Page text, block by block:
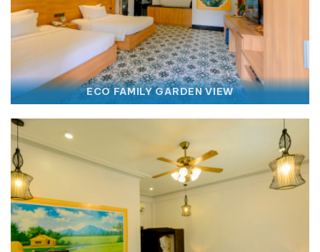
ECO FAMILY GARDEN VIEW